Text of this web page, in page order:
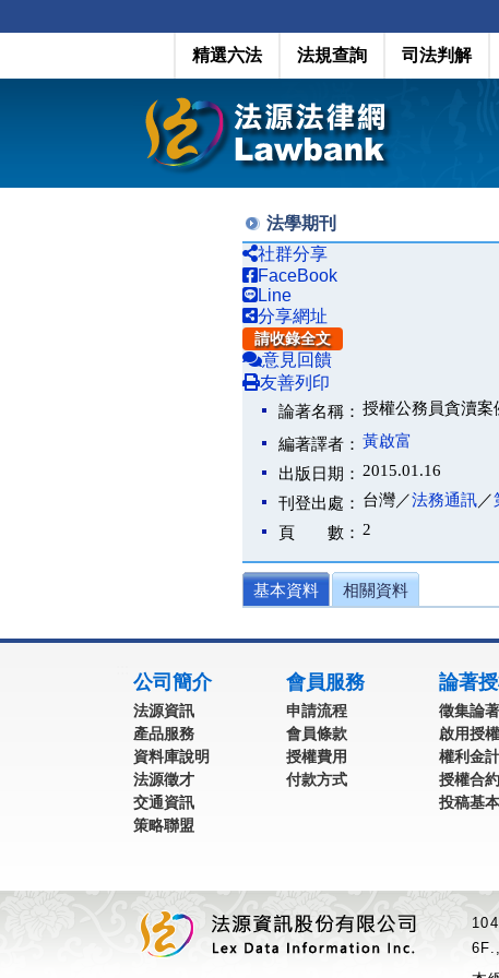
精選六法 法規查詢 司法判解
法學期刊
社群分享
FaceBook
Line
分享網址
請收錄全文
意見回饋
友善列印
論著名稱： 授權公務員貪瀆案
編著譯者： 黃啟富
出版日期： 2015.01.16
刊登出處： 台灣／法務通訊／
頁 數： 2
基本資料 相關資料
公司簡介
法源資訊
產品服務
資料庫說明
法源徵才
交通資訊
策略聯盟
會員服務
申請流程
會員條款
授權費用
付款方式
論著
徵集論著
啟用授
權利金
授權合
投稿基